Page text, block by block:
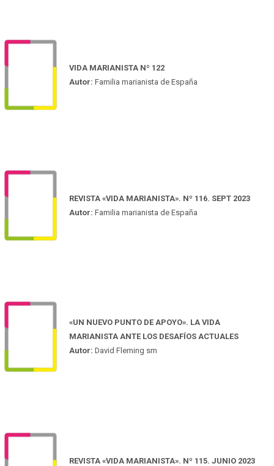
VIDA MARIANISTA Nº 122
Autor: Familia marianista de España
REVISTA «VIDA MARIANISTA». Nº 116. SEPT 2023
Autor: Familia marianista de España
«UN NUEVO PUNTO DE APOYO». LA VIDA
MARIANISTA ANTE LOS DESAFÍOS ACTUALES
Autor: David Fleming sm
REVISTA «VIDA MARIANISTA». Nº 115. JUNIO 2023